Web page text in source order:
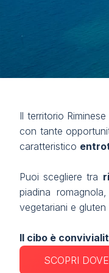
Perché
Info per
Richiedi info
Rimini Hotels
Perché
Info per
Opportunità
Cibo, relax e
Il territorio
con tante
caratteristico
Puoi scegliere tra
piadina
vegetariani e gluten
Il cibo è
SCOPRI